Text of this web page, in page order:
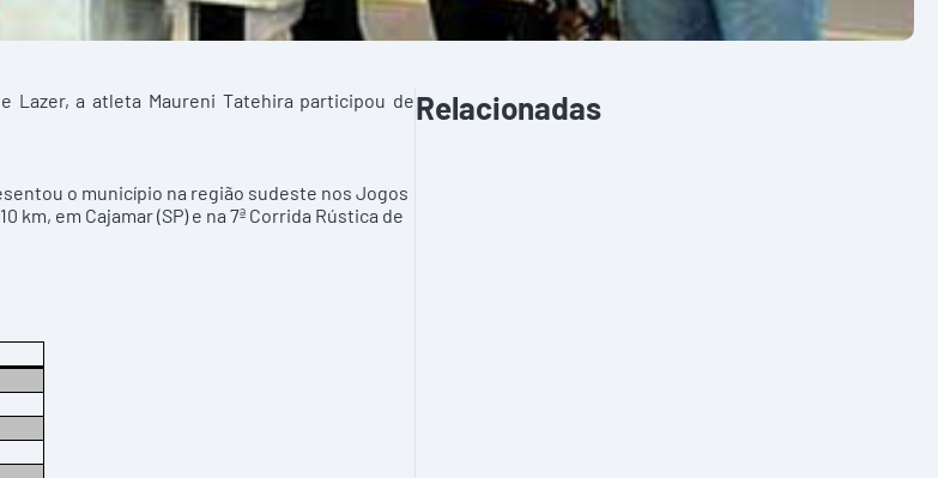
Lazer, a atleta Maureni Tatehira participou de
o município na região sudeste nos Jogos
km, em Cajamar (SP) e na 7ª Corrida Rústica de
Relacionadas